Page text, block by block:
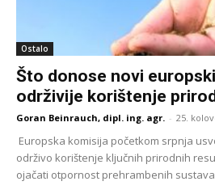
Ostalo
Što donose novi
održivije korištenje
Goran Beinrauch, dipl. ing. agr. - 25.
Europska komisija početkom srpnja
održivo korištenje ključnih prirodnih
ojačati otpornost prehrambenih sustava